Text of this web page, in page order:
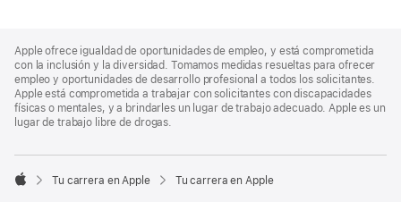
Footer
Apple ofrece igualdad de oportunidades de empleo, y está comprometida
con la inclusión y la diversidad. Tomamos medidas resueltas para ofrecer
empleo y oportunidades de desarrollo profesional a todos los solicitantes.
Apple está comprometida a trabajar con solicitantes con discapacidades
físicas o mentales, y a brindarles un lugar de trabajo adecuado. Apple es un
lugar de trabajo libre de drogas.

Tu carrera en Apple Tu carrera en Apple